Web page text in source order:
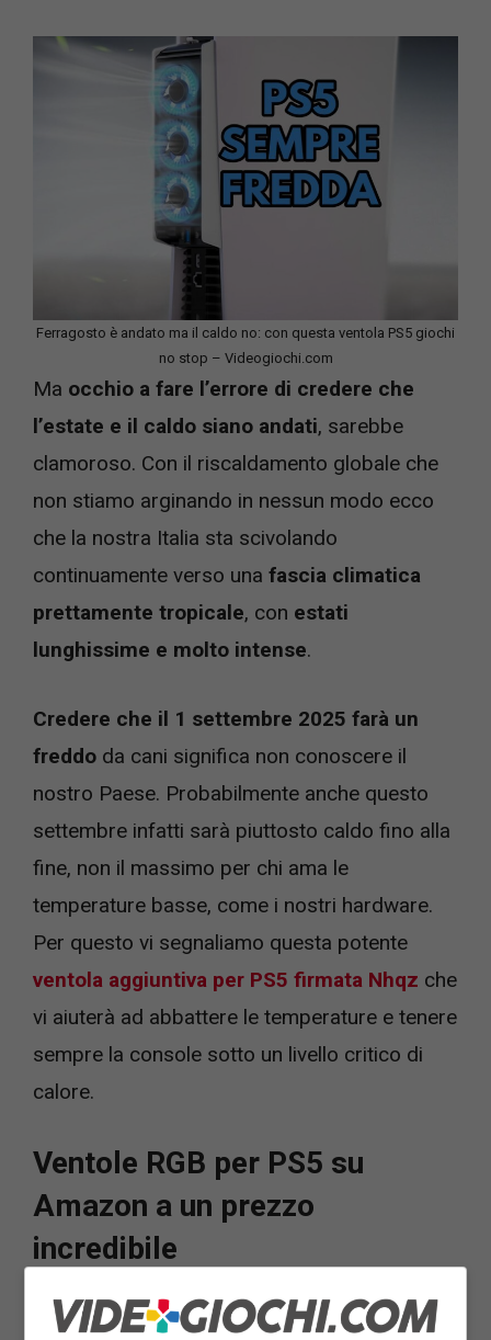
Ferragosto è andato ma il caldo no: con questa ventola PS5 giochi
no stop – Videogiochi.com
Ma occhio a fare l’errore di credere che
l’estate e il caldo siano andati, sarebbe
clamoroso. Con il riscaldamento globale che
non stiamo arginando in nessun modo ecco
che la nostra Italia sta scivolando
continuamente verso una fascia climatica
prettamente tropicale, con estati
lunghissime e molto intense.
Credere che il 1 settembre 2025 farà un
freddo da cani significa non conoscere il
nostro Paese. Probabilmente anche questo
settembre infatti sarà piuttosto caldo fino alla
fine, non il massimo per chi ama le
temperature basse, come i nostri hardware.
Per questo vi segnaliamo questa potente
ventola aggiuntiva per PS5 firmata Nhqz che
vi aiuterà ad abbattere le temperature e tenere
sempre la console sotto un livello critico di
calore.
Ventole RGB per PS5 su
Amazon a un prezzo
incredibile
La ventola di raffreddamento aggiuntiva Nhqz